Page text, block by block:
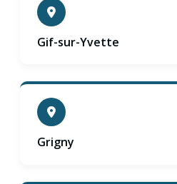
Gif-sur-Yvette
Grigny